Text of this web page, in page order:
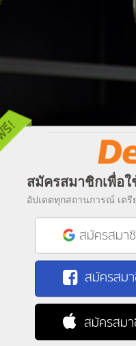
สมัครสมาชิกเพื่อใ
อัปเดตทุกสถานการณ์ เต
สมัครสมา
สมัครสม
สมัครสม